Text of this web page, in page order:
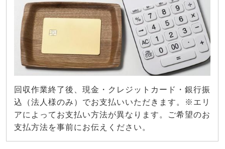
回収作業終了後、現金・クレジットカード・銀行振
込（法人様のみ）でお支払いいただきます。※エリ
アによってお支払い方法が異なります。ご希望のお
支払方法を事前にお伝えください。